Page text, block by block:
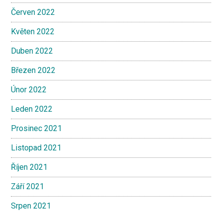
Červen 2022
Květen 2022
Duben 2022
Březen 2022
Únor 2022
Leden 2022
Prosinec 2021
Listopad 2021
Říjen 2021
Září 2021
Srpen 2021